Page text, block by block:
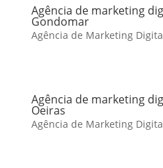
Agência de marketing
Gondomar
Agência de Marketing
Agência de marketing
Oeiras
Agência de Marketing